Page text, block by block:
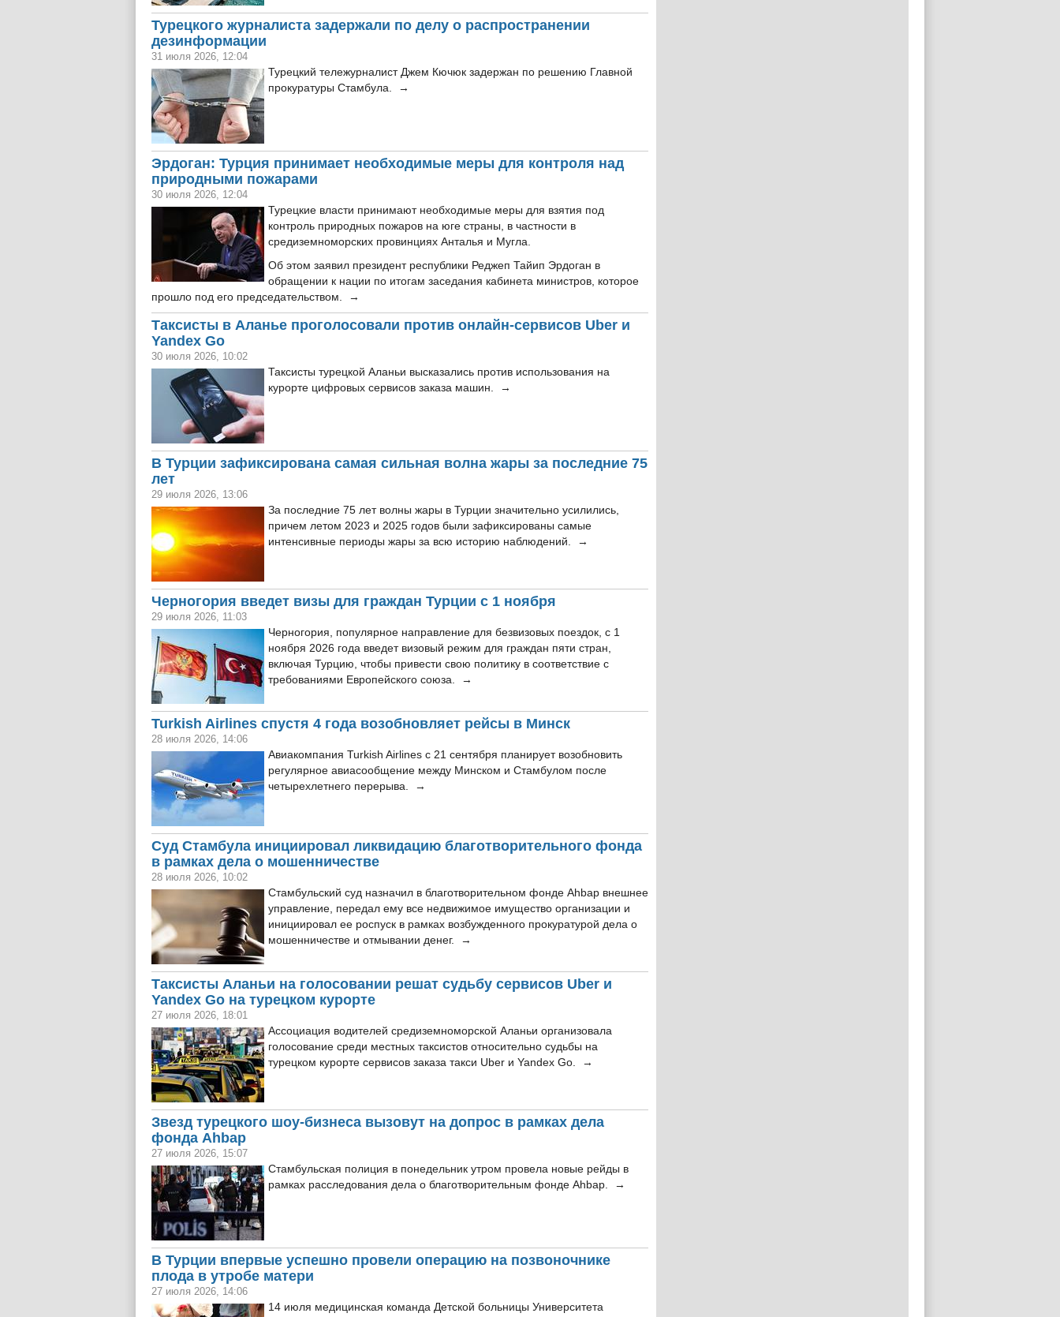
Турецкого журналиста задержали по делу о распространении
дезинформации
31 июля 2026, 12:04
Турецкий тележурналист Джем Кючюк задержан по решению Главной
прокуратуры Стамбула. →
Эрдоган: Турция принимает необходимые меры для контроля над
природными пожарами
30 июля 2026, 12:04
Турецкие власти принимают необходимые меры для взятия под
контроль природных пожаров на юге страны, в частности в
средиземноморских провинциях Анталья и Мугла.
Об этом заявил президент республики Реджеп Тайип Эрдоган в
обращении к нации по итогам заседания кабинета министров, которое
прошло под его председательством. →
Таксисты в Аланье проголосовали против онлайн-сервисов Uber и
Yandex Go
30 июля 2026, 10:02
Таксисты турецкой Аланьи высказались против использования на
курорте цифровых сервисов заказа машин. →
В Турции зафиксирована самая сильная волна жары за последние 75
лет
29 июля 2026, 13:06
За последние 75 лет волны жары в Турции значительно усилились,
причем летом 2023 и 2025 годов были зафиксированы самые
интенсивные периоды жары за всю историю наблюдений. →
Черногория введет визы для граждан Турции с 1 ноября
29 июля 2026, 11:03
Черногория, популярное направление для безвизовых поездок, с 1
ноября 2026 года введет визовый режим для граждан пяти стран,
включая Турцию, чтобы привести свою политику в соответствие с
требованиями Европейского союза. →
Turkish Airlines спустя 4 года возобновляет рейсы в Минск
28 июля 2026, 14:06
Авиакомпания Turkish Airlines с 21 сентября планирует возобновить
регулярное авиасообщение между Минском и Стамбулом после
четырехлетнего перерыва. →
Суд Стамбула инициировал ликвидацию благотворительного фонда
в рамках дела о мошенничестве
28 июля 2026, 10:02
Стамбульский суд назначил в благотворительном фонде Ahbap внешнее
управление, передал ему все недвижимое имущество организации и
инициировал ее роспуск в рамках возбужденного прокуратурой дела о
мошенничестве и отмывании денег. →
Таксисты Аланьи на голосовании решат судьбу сервисов Uber и
Yandex Go на турецком курорте
27 июля 2026, 18:01
Ассоциация водителей средиземноморской Аланьи организовала
голосование среди местных таксистов относительно судьбы на
турецком курорте сервисов заказа такси Uber и Yandex Go. →
Звезд турецкого шоу-бизнеса вызовут на допрос в рамках дела
фонда Ahbap
27 июля 2026, 15:07
Стамбульская полиция в понедельник утром провела новые рейды в
рамках расследования дела о благотворительным фонде Ahbap. →
В Турции впервые успешно провели операцию на позвоночнике
плода в утробе матери
27 июля 2026, 14:06
14 июля медицинская команда Детской больницы Университета